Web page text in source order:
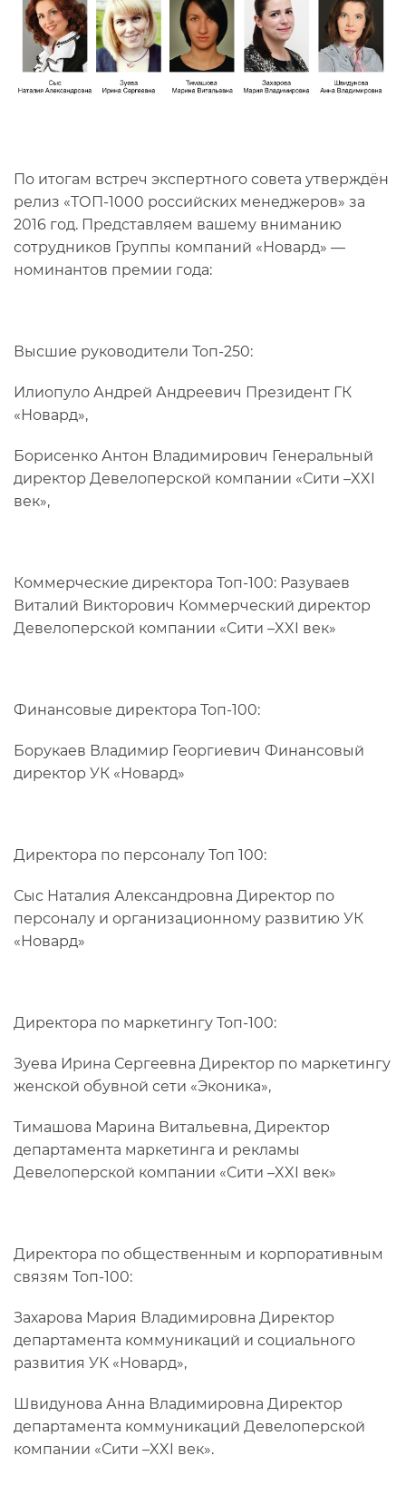
По итогам встреч экспертного совета утверждён
релиз «ТОП-1000 российских менеджеров» за
2016 год. Представляем вашему вниманию
сотрудников Группы компаний «Новард» —
номинантов премии года:
Высшие руководители Топ-250:
Илиопуло Андрей Андреевич Президент ГК
«Новард»,
Борисенко Антон Владимирович Генеральный
директор Девелоперской компании «Сити –XXI
век»,
Коммерческие директора Топ-100: Разуваев
Виталий Викторович Коммерческий директор
Девелоперской компании «Сити –XXI век»
Финансовые директора Топ-100:
Борукаев Владимир Георгиевич Финансовый
директор УК «Новард»
Директора по персоналу Топ 100:
Сыс Наталия Александровна Директор по
персоналу и организационному развитию УК
«Новард»
Директора по маркетингу Топ-100:
Зуева Ирина Сергеевна Директор по маркетингу
женской обувной сети «Эконика»,
Тимашова Марина Витальевна, Директор
департамента маркетинга и рекламы
Девелоперской компании «Сити –XXI век»
Директора по общественным и корпоративным
связям Топ-100:
Захарова Мария Владимировна Директор
департамента коммуникаций и социального
развития УК «Новард»,
Швидунова Анна Владимировна Директор
департамента коммуникаций Девелоперской
компании «Сити –XXI век».